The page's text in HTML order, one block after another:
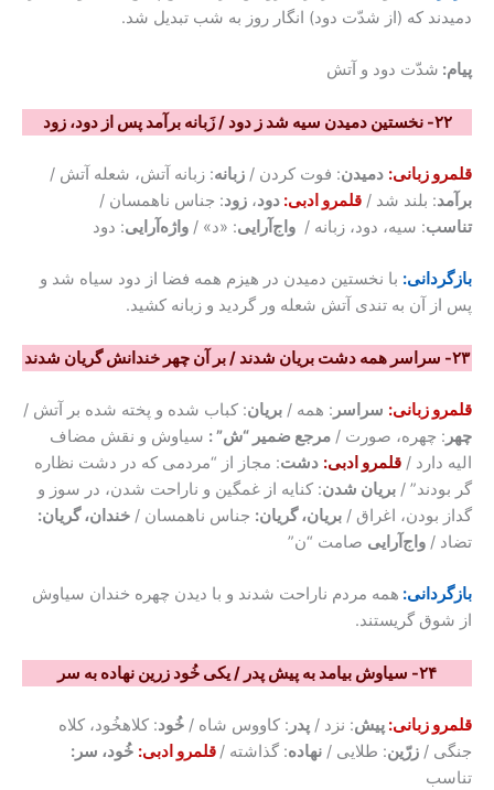
دمیدند که (از شدّت دود) انگار روز به شب تبدیل شد.
پیام: شدّت دود و آتش
۲۲- نخستین دمیدن سیه شد ز دود / زَبانه برآمد پس از دود، زود
قلمرو زبانی: دمیدن: فوت کردن / زبانه: زبانه آتش، شعله آتش /
برآمد: بلند شد / قلمرو ادبی: دود، زود: جناس ناهمسان /
تناسب: سیه، دود، زبانه / واج‌آرایی: «د» / واژه‌آرایی: دود
بازگردانی: با نخستین دمیدن در هیزم همه فضا از دود سیاه شد و
پس از آن به تندی آتش شعله ور گردید و زبانه کشید.
۲۳- سراسر همه دشت بریان شدند / بر آن چهر خندانش گریان شدند
قلمرو زبانی: سراسر : همه / بریان: کباب شده و پخته شده بر آتش /
چهر : چهره، صورت / مرجع ضمیر “ش” : سیاوش و نقش مضاف
الیه دارد / قلمرو ادبی: دشت: مجاز از “مردمی که در دشت نظاره
گر بودند” / بریان شدن: کنایه از غمگین و ناراحت شدن، در سوز و
گداز بودن، اغراق / بریان، گریان: جناس ناهمسان / خندان، گریان:
تضاد / واج‌آرایی صامت “ن”
بازگردانی: همه مردم ناراحت شدند و با دیدن چهره خندان سیاوش
از شوق گریستند.
۲۴- سیاوش بیامد به پیش پدر / یکی خُود زرین نهاده به سر
قلمرو زبانی: پیش: نزد / پدر : کاووس شاه / خُود: کلاهخُود، کلاه
جنگی / زرّین: طلایی / نهاده: گذاشته / قلمرو ادبی: خُود، سر:
تناسب